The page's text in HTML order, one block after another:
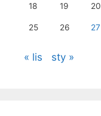
18 19 20
25 26 27
« lis sty »